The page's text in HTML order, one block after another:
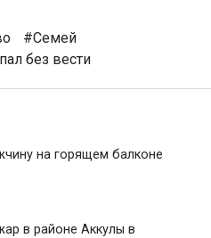
#Семей
без вести
на горящем балконе
в районе Аккулы в